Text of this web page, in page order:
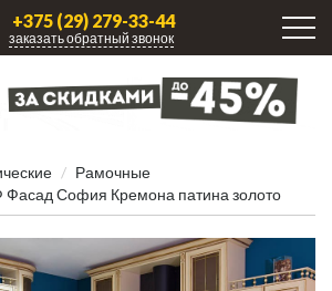
+375 (29) 279-33-44
заказать обратный звонок
Рамочные
София Кремона патина золото